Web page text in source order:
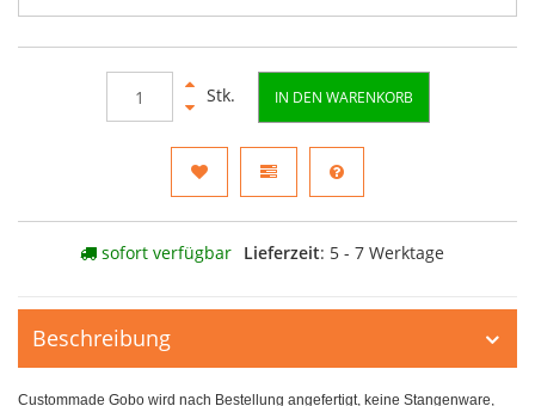
Stk. IN DEN WARENKORB
sofort verfügbar Lieferzeit: 5 - 7 Werktage
Beschreibung
Custommade Gobo wird nach Bestellung angefertigt, keine Stangenware,